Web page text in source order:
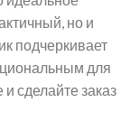
но и
подчеркивает
для
сделайте заказ